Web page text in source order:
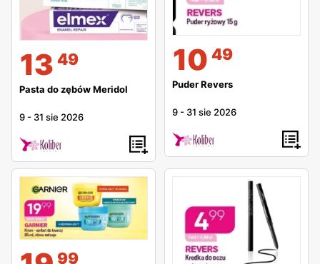
13 49
Pasta do zębów Meridol
9 - 31 sie 2026
10 49
Puder Revers
9 - 31 sie 2026
99